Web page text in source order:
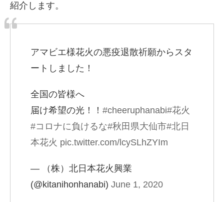
紹介します。
アマビエ様花火の悪疫退散祈願からスタ
ートしました！
全国の皆様へ
届け希望の光！！ #cheeruphanabi#花火
#コロナに負けるな#秋田県大仙市#北日
本花火 pic.twitter.com/lcySLhZYIm
— （株）北日本花火興業
(@kitanihonhanabi) June 1, 2020